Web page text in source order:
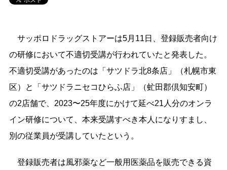
サッポロドラッグストアーは5月11日、登録販売者向け
の研修において不適切受講が行われていたと発表した。
不適切受講があったのは「サツドラ北8条店」（札幌市東
区）と「サツドラニセコひらふ店」（虻田郡倶知安町）
の2店舗で、2023〜25年度にかけて延べ21人分のオンラ
イン研修について、本来受講すべき本人になりすまし、
別の従業員が受講していたという。
登録販売者は風邪薬など一般用医薬品を販売できる資